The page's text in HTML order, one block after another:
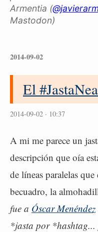
Armentia (
Mastodon)
2014-09-02
El
2014-09-02 · 10:37
A mi me parece un
descripción que oía
de líneas paralelas
becuadro, la
fue a Óscar Menéndez
*jasta por *hashtag...